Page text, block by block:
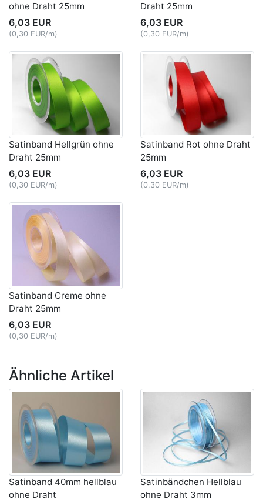
ohne Draht 25mm
6,03 EUR
(0,30 EUR/m)
Draht 25mm
6,03 EUR
(0,30 EUR/m)
Satinband Hellgrün ohne
Draht 25mm
6,03 EUR
(0,30 EUR/m)
Satinband Rot ohne Draht
25mm
6,03 EUR
(0,30 EUR/m)
Satinband Creme ohne
Draht 25mm
6,03 EUR
(0,30 EUR/m)
Ähnliche Artikel
Satinband 40mm hellblau
ohne Draht
Satinbändchen Hellblau
ohne Draht 3mm